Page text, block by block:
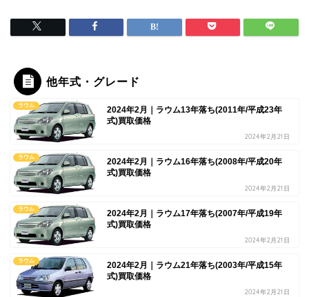
他年式・グレード
ラウム
2024年2月｜ラウム13年落ち(2011年/平成23年
式)買取価格
2024年2月21日
ラウム
2024年2月｜ラウム16年落ち(2008年/平成20年
式)買取価格
2024年2月21日
ラウム
2024年2月｜ラウム17年落ち(2007年/平成19年
式)買取価格
2024年2月21日
ラウム
2024年2月｜ラウム21年落ち(2003年/平成15年
式)買取価格
2024年2月21日